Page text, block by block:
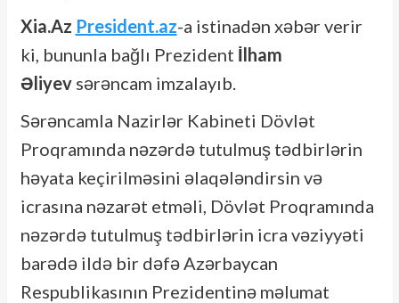
Xia.Az President.az-a istinadən xəbər verir
ki, bununla bağlı Prezident İlham
Əliyev sərəncam imzalayıb.
Sərəncamla Nazirlər Kabineti Dövlət
Proqramında nəzərdə tutulmuş tədbirlərin
həyata keçirilməsini əlaqələndirsin və
icrasına nəzarət etməli, Dövlət Proqramında
nəzərdə tutulmuş tədbirlərin icra vəziyyəti
barədə ildə bir dəfə Azərbaycan
Respublikasının Prezidentinə məlumat